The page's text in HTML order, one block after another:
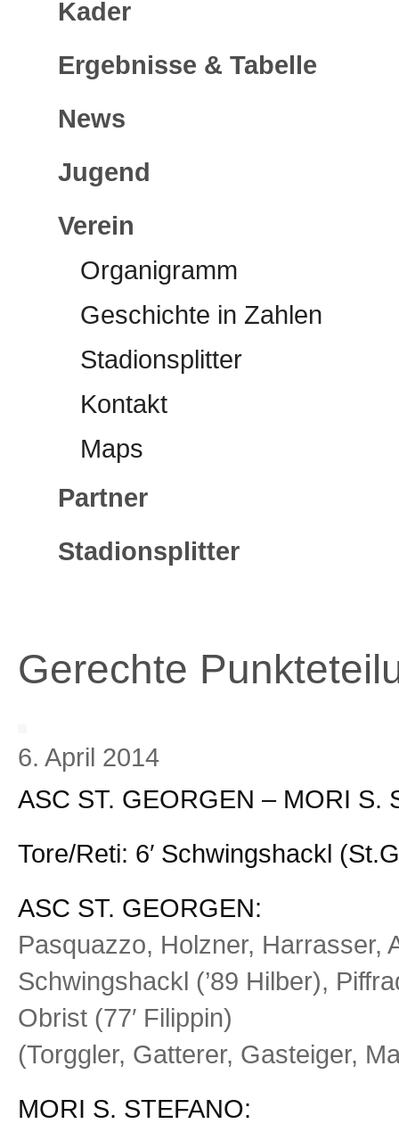
Kader
Ergebnisse & Tabelle
News
Jugend
Verein
Organigramm
Geschichte in Zahlen
Stadionsplitter
Kontakt
Maps
Partner
Stadionsplitter
Gerechte
6. April 2014
ASC ST. GEORGEN – MORI S.
Tore/Reti: 6′ Schwingshackl
ASC ST. GEORGEN:
Pasquazzo, Holzner, Harrasser,
Schwingshackl (’89 Hilber),
Obrist (77′ Filippin)
(Torggler, Gatterer, Gasteiger,
MORI S. STEFANO: